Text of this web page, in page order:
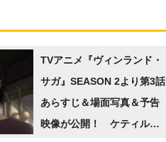
TVアニメ『ヴィンランド・
サガ』SEASON 2より第3話
あらすじ＆場面写真＆予告
映像が公開！ ケティル農